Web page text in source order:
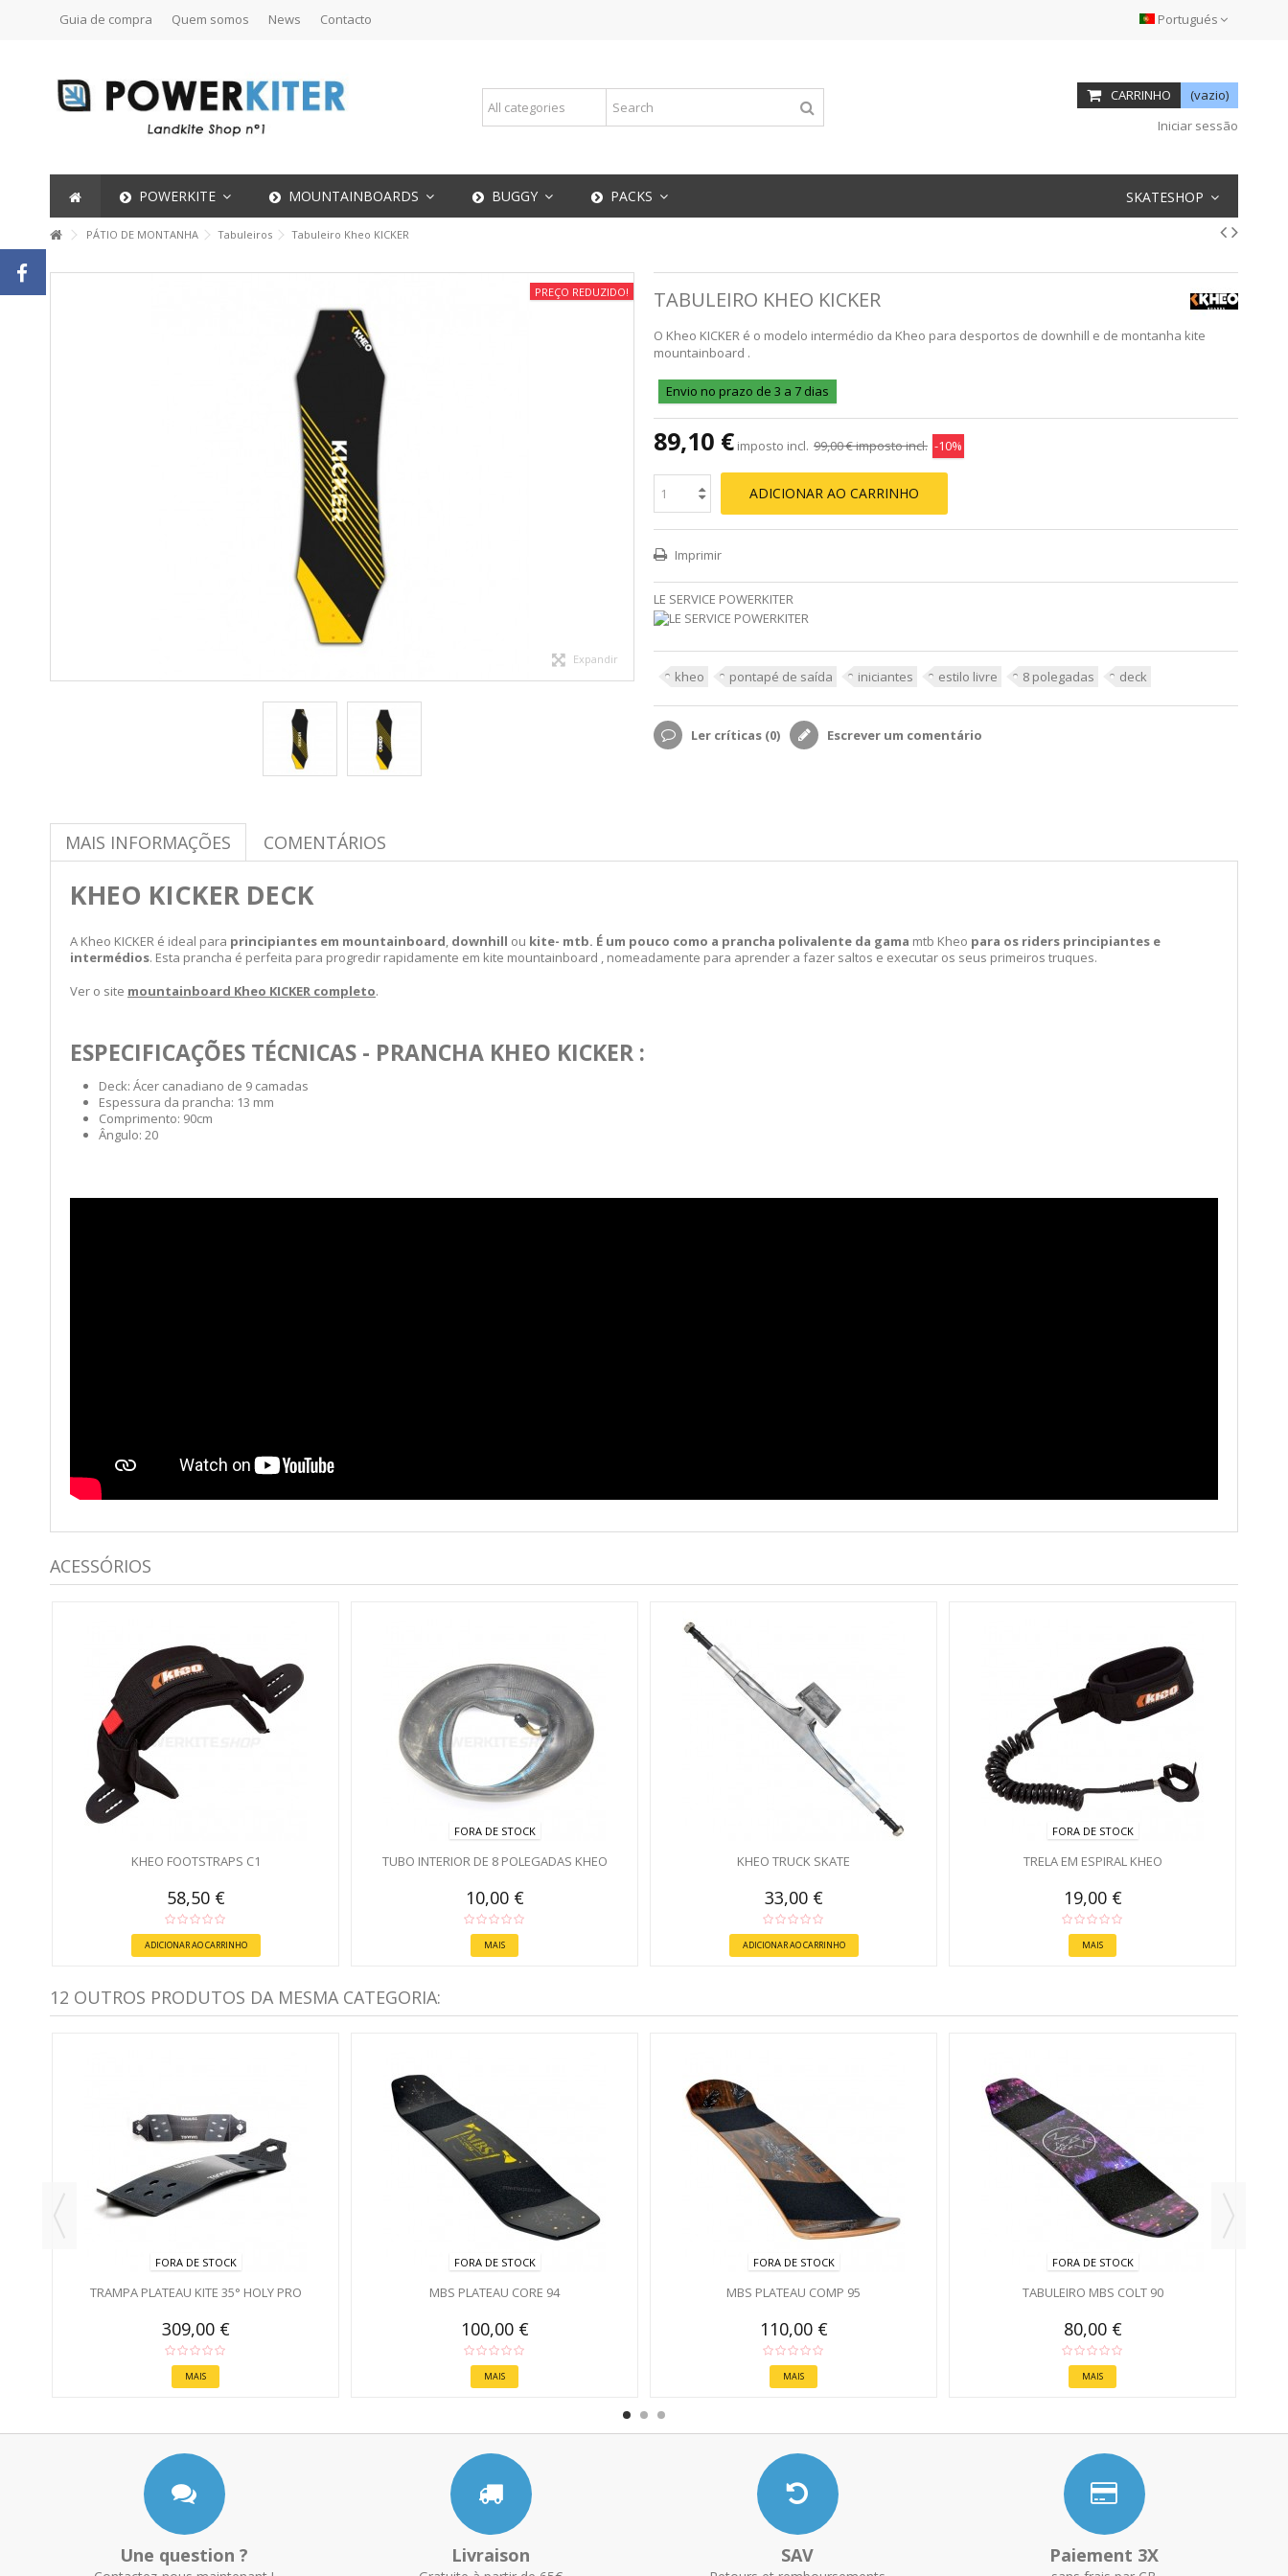
Portugués
Guia de compra Quem somos News Contacto
CARRINHO
(vazio)
Iniciar sessão
POWERKITE MOUNTAINBOARDS BUGGY PACKS SKATESHOP
PÁTIO DE MONTANHA Tabuleiros Tabuleiro Kheo KICKER
PREÇO REDUZIDO!
Expandir
TABULEIRO KHEO KICKER
O Kheo KICKER é o modelo intermédio da Kheo para desportos de downhill e de montanha kite
mountainboard .
Envio no prazo de 3 a 7 dias
89,10 € imposto incl. 99,00 €imposto incl. -10%
ADICIONAR AO CARRINHO
Imprimir
LE SERVICE POWERKITER
kheo pontapé de saída iniciantes estilo livre 8 polegadas deck
Ler críticas (0) Escrever um comentário
MAIS INFORMAÇÕES COMENTÁRIOS
KHEO KICKER DECK
A Kheo KICKER é ideal para principiantes em mountainboard, downhill ou kite- mtb. É um pouco como a prancha polivalente da gama mtb Kheo para os riders principiantes e
intermédios. Esta prancha é perfeita para progredir rapidamente em kite mountainboard , nomeadamente para aprender a fazer saltos e executar os seus primeiros truques.
Ver o site mountainboard Kheo KICKER completo.
ESPECIFICAÇÕES TÉCNICAS - PRANCHA KHEO KICKER :
Deck: Ácer canadiano de 9 camadas
Espessura da prancha: 13 mm
Comprimento: 90cm
Ângulo: 20
ACESSÓRIOS
KHEO FOOTSTRAPS C1
58,50 €
ADICIONAR AO CARRINHO
FORA DE STOCK
TUBO INTERIOR DE 8 POLEGADAS KHEO
10,00 €
MAIS
KHEO TRUCK SKATE
33,00 €
ADICIONAR AO CARRINHO
FORA DE STOCK
TRELA EM ESPIRAL KHEO
19,00 €
MAIS
12 OUTROS PRODUTOS DA MESMA CATEGORIA:
FORA DE STOCK
TRAMPA PLATEAU KITE 35° HOLY PRO
309,00 €
MAIS
FORA DE STOCK
MBS PLATEAU CORE 94
100,00 €
MAIS
FORA DE STOCK
MBS PLATEAU COMP 95
110,00 €
MAIS
FORA DE STOCK
TABULEIRO MBS COLT 90
80,00 €
MAIS
Une question ? Livraison SAV Paiement 3X